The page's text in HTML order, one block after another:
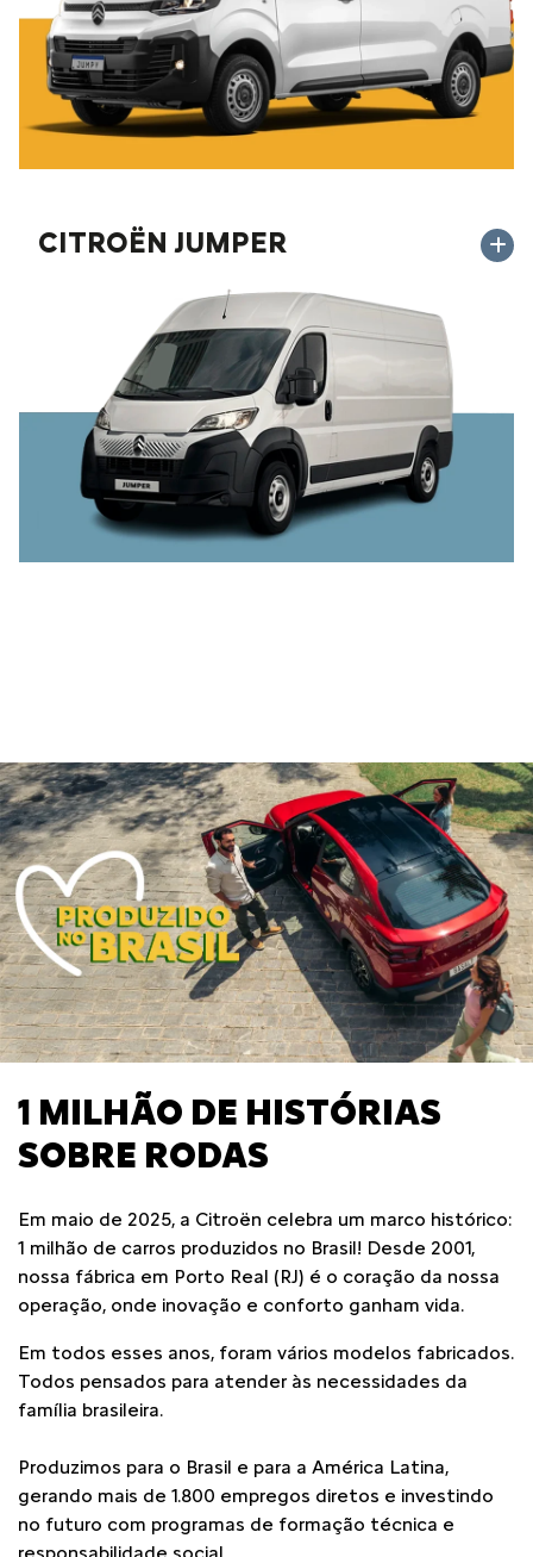
CITROËN JUMPER
1 MILHÃO DE HISTÓRIAS
SOBRE RODAS
Em maio de 2025, a Citroën celebra um marco histórico:
1 milhão de carros produzidos no Brasil! Desde 2001,
nossa fábrica em Porto Real (RJ) é o coração da nossa
operação, onde inovação e conforto ganham vida.
Em todos esses anos, foram vários modelos fabricados.
Todos pensados para atender às necessidades da
família brasileira.
Produzimos para o Brasil e para a América Latina,
gerando mais de 1.800 empregos diretos e investindo
no futuro com programas de formação técnica e